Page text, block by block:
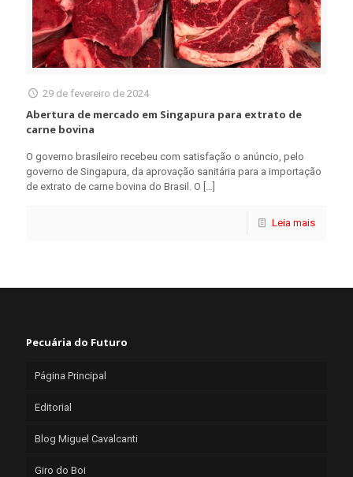
29 de fevereiro de 2024
Abertura de mercado em Singapura para extrato de
carne bovina
O governo brasileiro recebeu com satisfação o anúncio, pelo
governo de Singapura, da aprovação sanitária para a importação
de extrato de carne bovina do Brasil. O […]
Leia mais
Pecuária do Futuro
Página Principal
Editorial
Blog Miguel Cavalcanti
Giro do Boi